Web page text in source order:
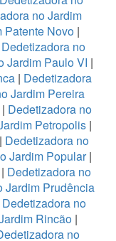
no Jardim
Patente Novo |
Dedetizadora no
Jardim Paulo VI |
| Dedetizadora
Jardim Pereira
| Dedetizadora no
Petropolis |
| Dedetizadora no
Jardim Popular|
Dedetizadora no
Jardim Prudência
Dedetizadora no
Rincão|
no